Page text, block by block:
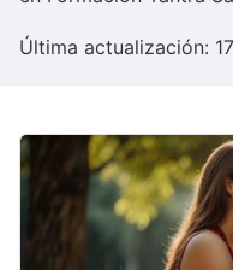
Última actualización: